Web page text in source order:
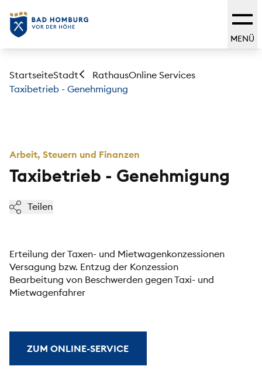
MENÜ
StartseiteStadt RathausOnline Services
Taxibetrieb - Genehmigung
Arbeit, Steuern und Finanzen
Taxibetrieb - Genehmigung
Teilen
Erteilung der Taxen- und Mietwagenkonzessionen
Versagung bzw. Entzug der Konzession
Bearbeitung von Beschwerden gegen Taxi- und
Mietwagenfahrer
ZUM ONLINE-SERVICE